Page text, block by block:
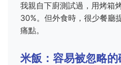
我親自下廚測試過，用烤箱
30%。但外食時，很少餐廳
痛點。
米飯：容易被忽略